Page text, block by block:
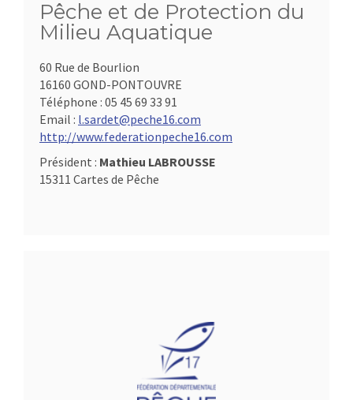
Pêche et de Protection du
Milieu Aquatique
60 Rue de Bourlion
16160 GOND-PONTOUVRE
Téléphone : 05 45 69 33 91
Email : l.sardet@peche16.com
http://www.federationpeche16.com
Président : Mathieu LABROUSSE
15311 Cartes de Pêche